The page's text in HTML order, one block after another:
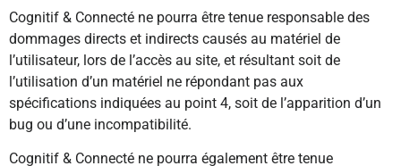
Cognitif & Connecté ne pourra être tenue responsable des
dommages directs et indirects causés au matériel de
l’utilisateur, lors de l’accès au site, et résultant soit de
l’utilisation d’un matériel ne répondant pas aux
spécifications indiquées au point 4, soit de l’apparition d’un
bug ou d’une incompatibilité.
Cognitif & Connecté ne pourra également être tenue